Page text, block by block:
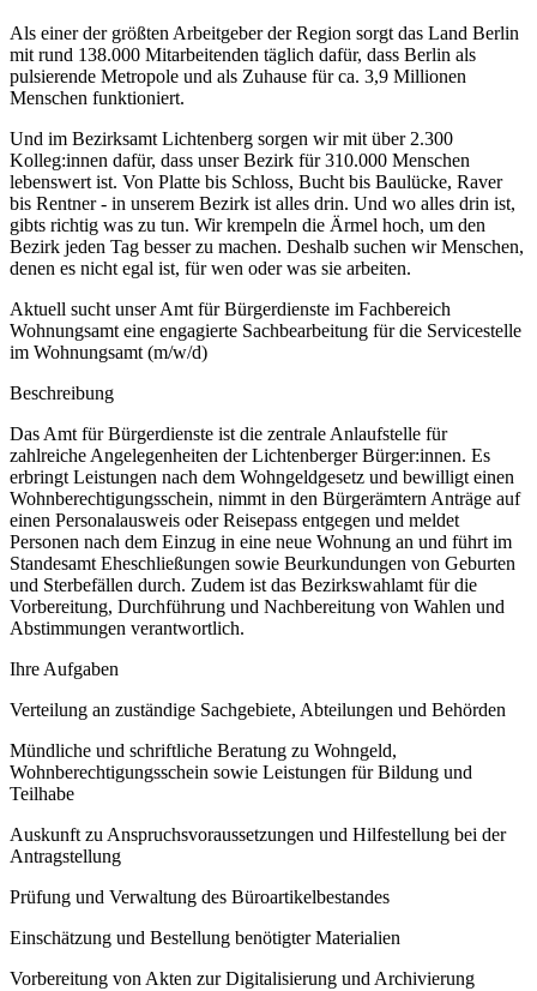
Als einer der größten Arbeitgeber der Region sorgt das Land Berlin
mit rund 138.000 Mitarbeitenden täglich dafür, dass Berlin als
pulsierende Metropole und als Zuhause für ca. 3,9 Millionen
Menschen funktioniert.
Und im Bezirksamt Lichtenberg sorgen wir mit über 2.300
Kolleg:innen dafür, dass unser Bezirk für 310.000 Menschen
lebenswert ist. Von Platte bis Schloss, Bucht bis Baulücke, Raver
bis Rentner - in unserem Bezirk ist alles drin. Und wo alles drin ist,
gibts richtig was zu tun. Wir krempeln die Ärmel hoch, um den
Bezirk jeden Tag besser zu machen. Deshalb suchen wir Menschen,
denen es nicht egal ist, für wen oder was sie arbeiten.
Aktuell sucht unser Amt für Bürgerdienste im Fachbereich
Wohnungsamt eine engagierte Sachbearbeitung für die Servicestelle
im Wohnungsamt (m/w/d)
Beschreibung
Das Amt für Bürgerdienste ist die zentrale Anlaufstelle für
zahlreiche Angelegenheiten der Lichtenberger Bürger:innen. Es
erbringt Leistungen nach dem Wohngeldgesetz und bewilligt einen
Wohnberechtigungsschein, nimmt in den Bürgerämtern Anträge auf
einen Personalausweis oder Reisepass entgegen und meldet
Personen nach dem Einzug in eine neue Wohnung an und führt im
Standesamt Eheschließungen sowie Beurkundungen von Geburten
und Sterbefällen durch. Zudem ist das Bezirkswahlamt für die
Vorbereitung, Durchführung und Nachbereitung von Wahlen und
Abstimmungen verantwortlich.
Ihre Aufgaben
Verteilung an zuständige Sachgebiete, Abteilungen und Behörden
Mündliche und schriftliche Beratung zu Wohngeld,
Wohnberechtigungsschein sowie Leistungen für Bildung und
Teilhabe
Auskunft zu Anspruchsvoraussetzungen und Hilfestellung bei der
Antragstellung
Prüfung und Verwaltung des Büroartikelbestandes
Einschätzung und Bestellung benötigter Materialien
Vorbereitung von Akten zur Digitalisierung und Archivierung